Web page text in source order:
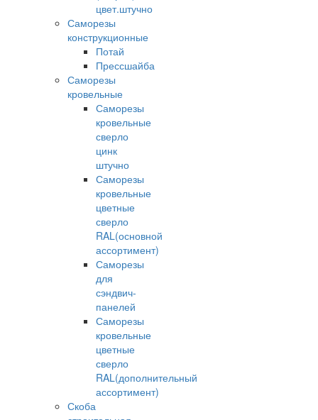
цвет.штучно
Саморезы
конструкционные
Потай
Прессшайба
Саморезы
кровельные
Саморезы
кровельные
сверло
цинк
штучно
Саморезы
кровельные
цветные
сверло
RAL(основной
ассортимент)
Саморезы
для
сэндвич-
панелей
Саморезы
кровельные
цветные
сверло
RAL(дополнительный
ассортимент)
Скоба